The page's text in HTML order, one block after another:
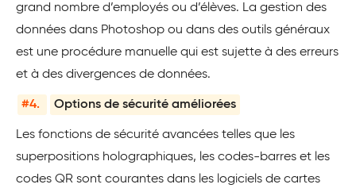
grand nombre d’employés ou d’élèves. La gestion des
données dans Photoshop ou dans des outils généraux
est une procédure manuelle qui est sujette à des erreurs
et à des divergences de données.
#4. Options de sécurité améliorées
Les fonctions de sécurité avancées telles que les
superpositions holographiques, les codes-barres et les
codes QR sont courantes dans les logiciels de cartes